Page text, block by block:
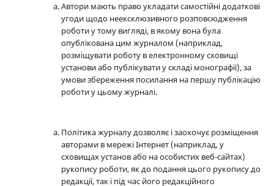
Автори мають право укладати самостійні додаткові
угоди щодо неексклюзивного розповсюдження
роботи у тому вигляді, в якому вона була
опублікована цим журналом (наприклад,
розміщувати роботу в електронному сховищі
установи або публікувати у складі монографії), за
умови збереження посилання на першу публікацію
роботи у цьому журналі.
Політика журналу дозволяє і заохочує розміщення
авторами в мережі Інтернет (наприклад, у
сховищах установ або на особистих веб-сайтах)
рукопису роботи, як до подання цього рукопису до
редакції, так і під час його редакційного